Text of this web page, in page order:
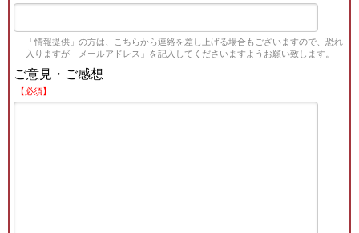
「情報提供」の方は、こちらから連絡を差し上げる場合もございますので、恐れ
入りますが「メールアドレス」を記入してくださいますようお願い致します。
ご意見・ご感想
【必須】